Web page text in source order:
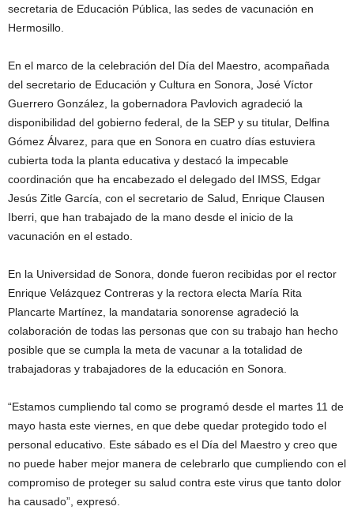
secretaria de Educación Pública, las sedes de vacunación en
Hermosillo.
En el marco de la celebración del Día del Maestro, acompañada
del secretario de Educación y Cultura en Sonora, José Víctor
Guerrero González, la gobernadora Pavlovich agradeció la
disponibilidad del gobierno federal, de la SEP y su titular, Delfina
Gómez Álvarez, para que en Sonora en cuatro días estuviera
cubierta toda la planta educativa y destacó la impecable
coordinación que ha encabezado el delegado del IMSS, Edgar
Jesús Zitle García, con el secretario de Salud, Enrique Clausen
Iberri, que han trabajado de la mano desde el inicio de la
vacunación en el estado.
En la Universidad de Sonora, donde fueron recibidas por el rector
Enrique Velázquez Contreras y la rectora electa María Rita
Plancarte Martínez, la mandataria sonorense agradeció la
colaboración de todas las personas que con su trabajo han hecho
posible que se cumpla la meta de vacunar a la totalidad de
trabajadoras y trabajadores de la educación en Sonora.
“Estamos cumpliendo tal como se programó desde el martes 11 de
mayo hasta este viernes, en que debe quedar protegido todo el
personal educativo. Este sábado es el Día del Maestro y creo que
no puede haber mejor manera de celebrarlo que cumpliendo con el
compromiso de proteger su salud contra este virus que tanto dolor
ha causado”, expresó.